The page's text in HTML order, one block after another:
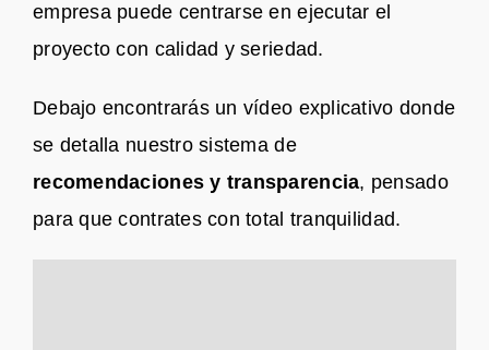
empresa puede centrarse en ejecutar el
proyecto con calidad y seriedad.
Debajo encontrarás un vídeo explicativo donde
se detalla nuestro sistema de
recomendaciones y transparencia, pensado
para que contrates con total tranquilidad.